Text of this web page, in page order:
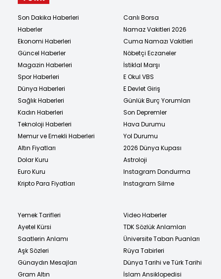
Son Dakika Haberleri
Haberler
Ekonomi Haberleri
Güncel Haberler
Magazin Haberleri
Spor Haberleri
Dünya Haberleri
Sağlık Haberleri
Kadın Haberleri
Teknoloji Haberleri
Memur ve Emekli Haberleri
Altın Fiyatları
Dolar Kuru
Euro Kuru
Kripto Para Fiyatları
Canlı Borsa
Namaz Vakitleri 2026
Cuma Namazı Vakitleri
Nöbetçi Eczaneler
İstiklal Marşı
E Okul VBS
E Devlet Giriş
Günlük Burç Yorumları
Son Depremler
Hava Durumu
Yol Durumu
2026 Dünya Kupası
Astroloji
Instagram Dondurma
Instagram Silme
Yemek Tarifleri
Ayetel Kürsi
Saatlerin Anlamı
Aşk Sözleri
Günaydın Mesajları
Gram Altın
Video Haberler
TDK Sözlük Anlamları
Üniversite Taban Puanları
Rüya Tabirleri
Dünya Tarihi ve Türk Tarihi
İslam Ansiklopedisi